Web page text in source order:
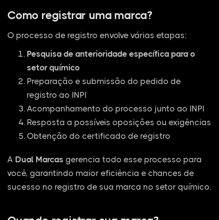
Como registrar uma marca?
O processo de registro envolve várias etapas:
Pesquisa de anterioridade específica para o
setor químico
Preparação e submissão do pedido de
registro ao INPI
Acompanhamento do processo junto ao INPI
Resposta a possíveis oposições ou exigências
Obtenção do certificado de registro
A Dual Marcas gerencia todo esse processo para
você, garantindo maior eficiência e chances de
sucesso no registro de sua marca no setor químico.